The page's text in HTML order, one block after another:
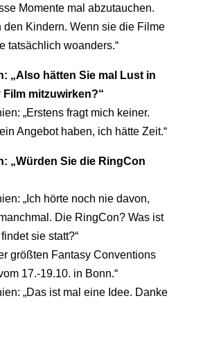
Momente mal abzutauchen.
den Kindern. Wenn sie die Filme
tatsächlich woanders.“
„Also hätten Sie mal Lust in
mitzuwirken?“
„Erstens fragt mich keiner.
Angebot haben, ich hätte Zeit.“
„Würden Sie die RingCon
„Ich hörte noch nie davon,
Die RingCon? Was ist
sie statt?“
größten Fantasy Conventions
17.-19.10. in Bonn.“
„Das ist mal eine Idee. Danke